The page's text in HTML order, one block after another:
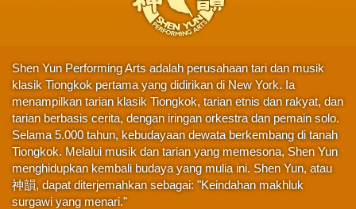
Shen Yun Performing Arts adalah perusahaan tari dan musik
klasik Tiongkok pertama yang didirikan di New York. Ia
menampilkan tarian klasik Tiongkok, tarian etnis dan rakyat, dan
tarian berbasis cerita, dengan iringan orkestra dan pemain solo.
Selama 5.000 tahun, kebudayaan dewata berkembang di tanah
Tiongkok. Melalui musik dan tarian yang memesona, Shen Yun
menghidupkan kembali budaya yang mulia ini. Shen Yun, atau
神韻, dapat diterjemahkan sebagai: "Keindahan makhluk
surgawi yang menari."